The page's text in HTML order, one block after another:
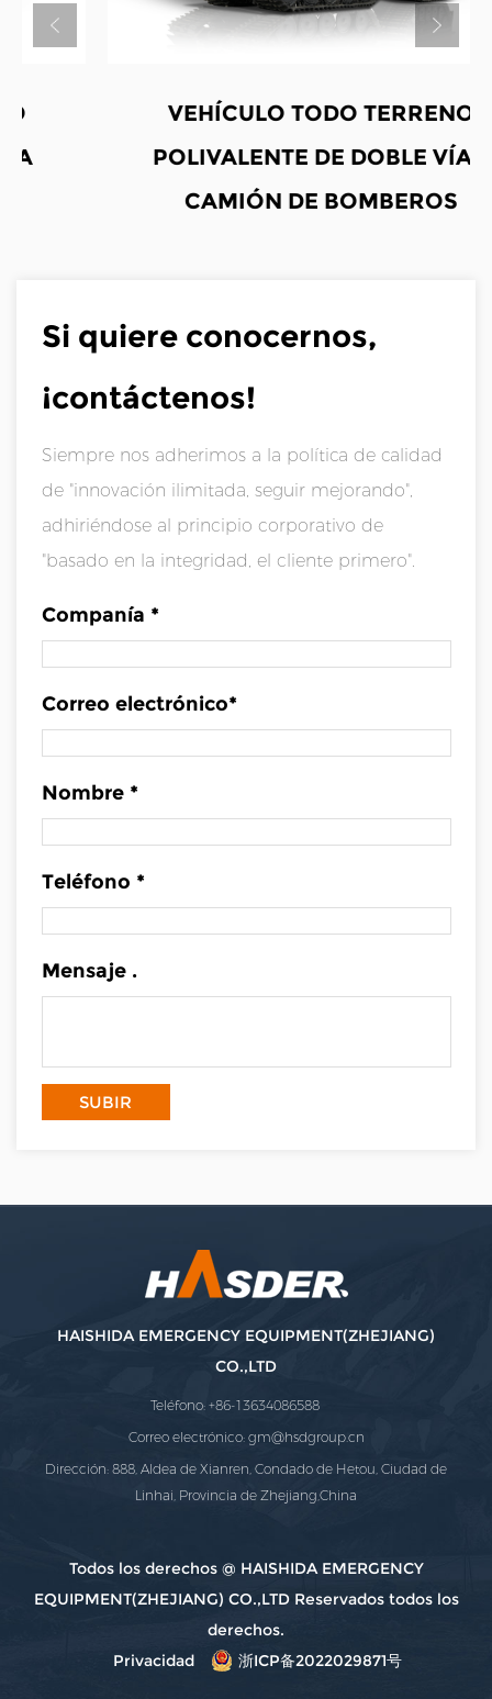
VEHÍCULO TODO TERRENO
POLIVALENTE DE DOBLE VÍA -
CAMIÓN DE BOMBEROS
Si quiere conocernos,
¡contáctenos!
Siempre nos adherimos a la política de calidad
de "innovación ilimitada, seguir mejorando",
adhiriéndose al principio corporativo de
"basado en la integridad, el cliente primero".
Companía *
Correo electrónico*
Nombre *
Teléfono *
Mensaje .
HAISHIDA EMERGENCY EQUIPMENT(ZHEJIANG)
CO.,LTD
Teléfono: +86-13634086588
Correo electrónico:gm@hsdgroup.cn
Dirección: 888, Aldea de Xianren, Condado de Hetou, Ciudad de
Linhai, Provincia de Zhejiang,China
Todos los derechos @ HAISHIDA EMERGENCY
EQUIPMENT(ZHEJIANG) CO.,LTD Reservados todos los
derechos.
Privacidad
浙ICP备2022029871号